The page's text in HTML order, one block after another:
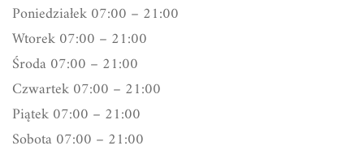
Poniedziałek 07:00 – 21:00
Wtorek 07:00 – 21:00
Środa 07:00 – 21:00
Czwartek 07:00 – 21:00
Piątek 07:00 – 21:00
Sobota 07:00 – 21:00